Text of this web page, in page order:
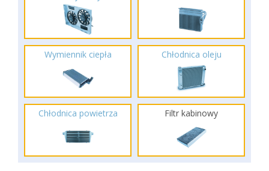
Wymiennik ciepła Chłodnica oleju
Chłodnica powietrza Filtr kabinowy